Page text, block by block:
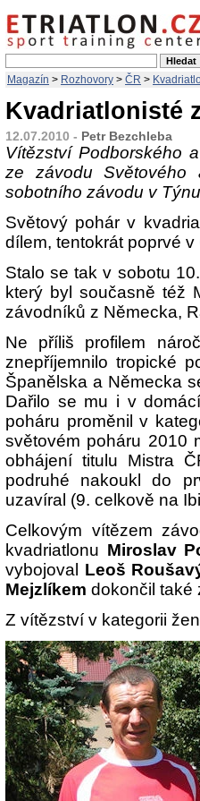
Magazín > Rozhovory > ČR >
Kvadriatlonisté
12.07.2010 - Petr Bezchleba
Vítězství Podborského
ze závodu
sobotního závodu v
Světový pohár v
dílem, tentokrát poprvé v
Stalo se tak v sobotu
který byl současně též
závodníků z Německa,
Ne příliš profilem
znepříjemnilo tropické
Španělska a Německa
Dařilo se mu i v
poháru proměnil v
světovém poháru 2010
obhájení titulu Mistra
podruhé nakoukl do
uzavíral (9. celkově na
Celkovým vítězem
kvadriatlonu Miroslav
vybojoval Leoš
Mejzlíkem dokončil také
Z vítězství v kategorii